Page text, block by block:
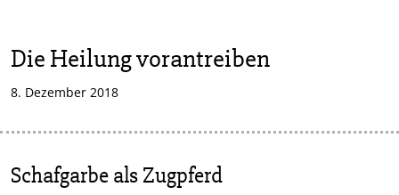
Die Heilung vorantreiben
8. Dezember 2018
Schafgarbe als Zugpferd